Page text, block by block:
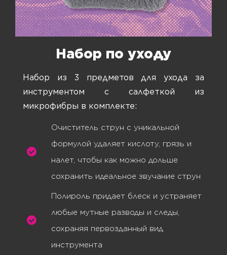
Набор по уходу
Набор из 3 предметов для ухода за
инструментом с салфеткой из
микрофибры в комплекте:
Очиститель струн с уникальной
формулой удаляет кислоту, грязь и
налет, чтобы как можно дольше
сохранить идеальное звучание струн
Полироль придает блеск и устраняет
любые мутные разводы и следы,
сохраняя первозданный вид
инструмента